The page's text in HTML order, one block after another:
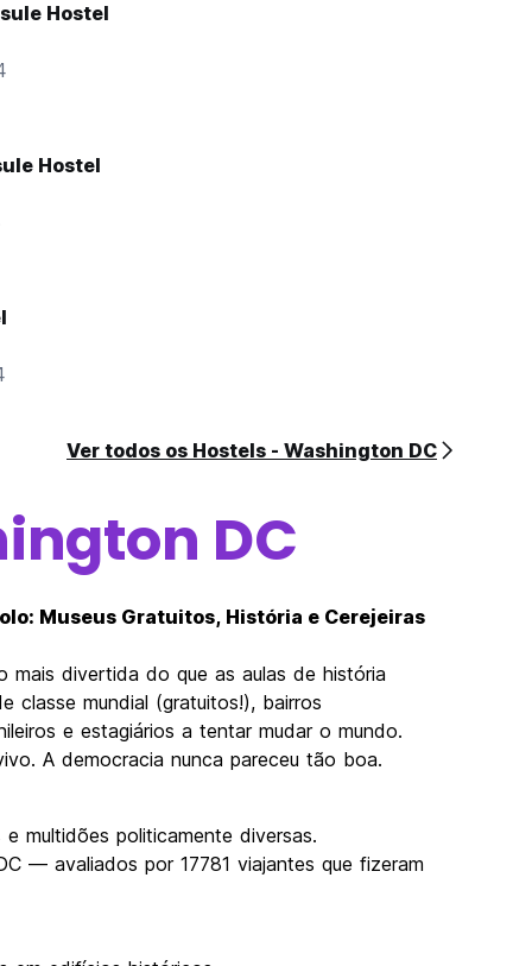
Hostel
Hostel
Ver todos os Hostels - Washington DC
DC
Museus Gratuitos, História e Cerejeiras
mais divertida do que as aulas de história
classe mundial (gratuitos!), bairros
e estagiários a tentar mudar o mundo.
A democracia nunca pareceu tão boa.
multidões politicamente diversas.
— avaliados por 17781 viajantes que fizeram